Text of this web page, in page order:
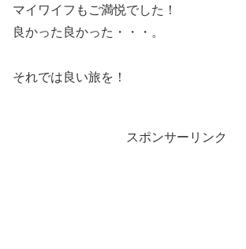
マイワイフもご満悦でした！
良かった良かった・・・。
それでは良い旅を！
スポンサーリンク